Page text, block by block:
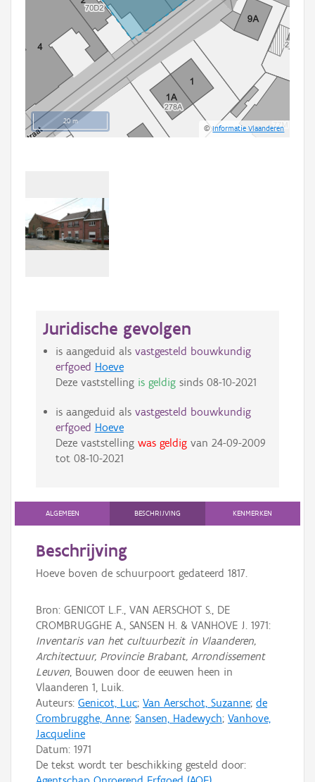
20 m
©Informatie Vlaanderen
Juridische gevolgen
is aangeduid als vastgesteld bouwkundig
erfgoed Hoeve
Deze vaststelling is geldigsinds 08-10-2021
is aangeduid als vastgesteld bouwkundig
erfgoed Hoeve
Deze vaststelling was geldigvan 24-09-2009
tot 08-10-2021
ALGEMEEN BESCHRIJVING KENMERKEN
Beschrijving
Hoeve boven de schuurpoort gedateerd 1817.
Bron: GENICOT L.F., VAN AERSCHOT S., DE
CROMBRUGGHE A., SANSEN H. & VANHOVE J. 1971:
Inventaris van het cultuurbezit in Vlaanderen,
Architectuur, Provincie Brabant, Arrondissement
Leuven, Bouwen door de eeuwen heen in
Vlaanderen 1, Luik.
Auteurs: Genicot, Luc; Van Aerschot, Suzanne; de
Crombrugghe, Anne; Sansen, Hadewych; Vanhove,
Jacqueline
Datum: 1971
De tekst wordt ter beschikking gesteld door: